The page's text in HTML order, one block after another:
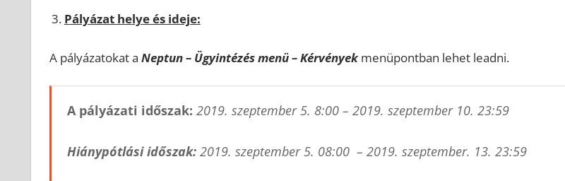
Pályázat helye és ideje:
A pályázatokat a Neptun – Ügyintézés menü – Kérvényekmenüpontban lehet leadni.
A pályázati időszak: 2019. szeptember 5. 8:00 – 2019. szeptember 10. 23:59
Hiánypótlási időszak: 2019. szeptember 5. 08:00 – 2019. szeptember. 13. 23:59